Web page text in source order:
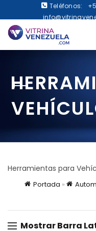
Teléfonos:
Herramientas para
Portada »
Mostrar Barra